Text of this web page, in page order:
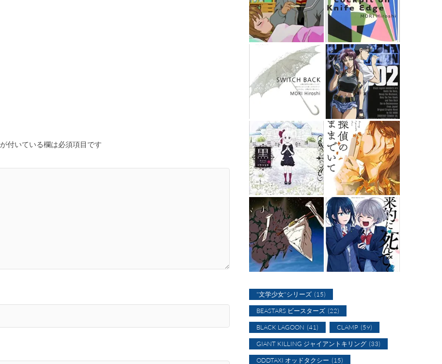
が付いている欄は必須項目です
"文学少女"シリーズ (15)
BEASTARS ビースターズ (22)
BLACK LAGOON (41) CLAMP (59)
GIANT KILLING ジャイアントキリング (33)
ODDTAXI オッドタクシー (15)